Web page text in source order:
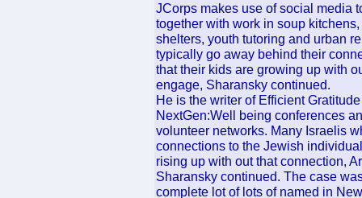
JCorps makes use of social media
together with work in soup
shelters, youth tutoring and urban
typically go away behind their
that their kids are growing up with
engage, Sharansky continued.
He is the writer of Efficient
NextGen:Well being conferences
volunteer networks. Many Israelis
connections to the Jewish
rising up with out that connection,
Sharansky continued. The case
complete lot of lots of named in